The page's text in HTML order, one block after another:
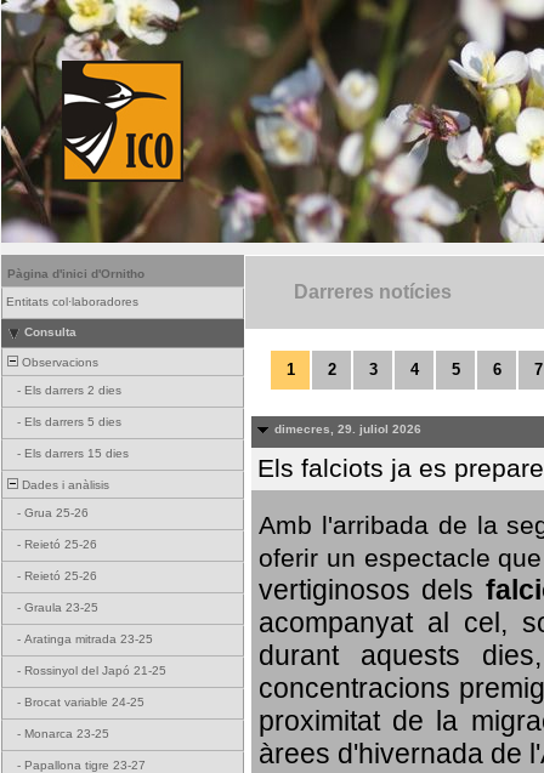
Pàgina d'inici d'Ornitho
Entitats col·laboradores
Consulta
Observacions
- Els darrers 2 dies
- Els darrers 5 dies
- Els darrers 15 dies
Dades i anàlisis
- Grua 25-26
- Reietó 25-26
- Reietó 25-26
- Graula 23-25
- Aratinga mitrada 23-25
- Rossinyol del Japó 21-25
- Brocat variable 24-25
- Monarca 23-25
- Papallona tigre 23-27
Darreres notícies
1 2 3 4 5 6 7
dimecres, 29. juliol 2026
Els falciots ja es
Amb l'arribada de la
oferir un espectacle
vertiginosos dels
acompanyat al cel,
durant aquests
concentracions
proximitat de la
àrees d'hivernada de